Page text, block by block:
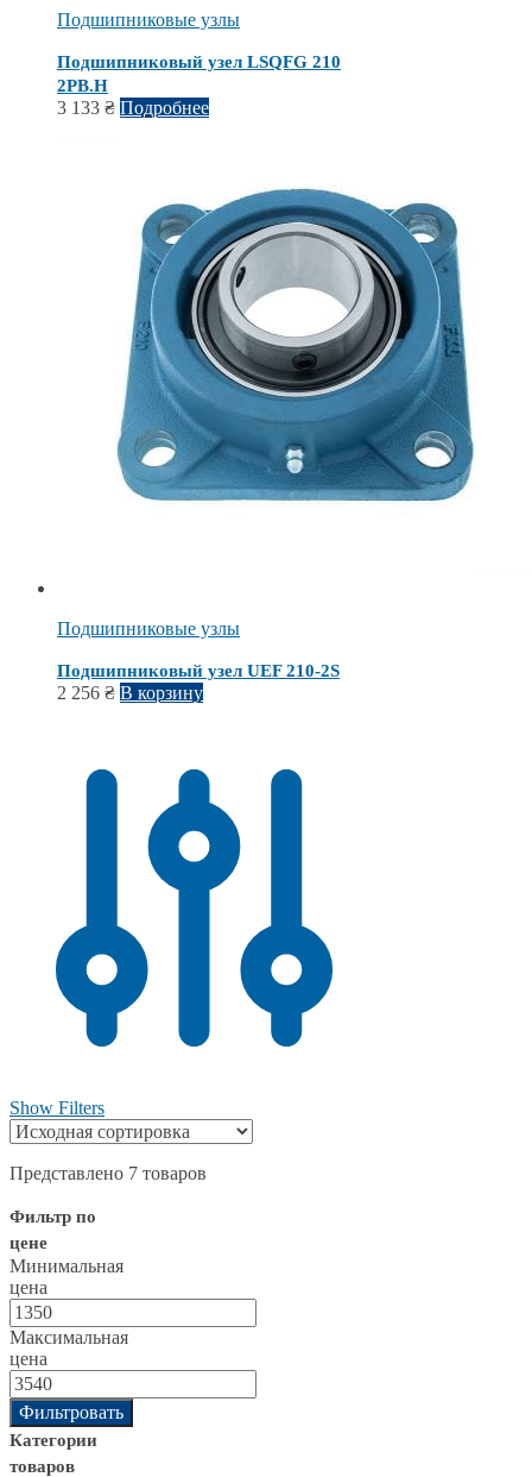
Подшипниковые узлы
Подшипниковый узел LSQFG 210
2PB.H
3 133 ₴ Подробнее
Подшипниковые узлы
Подшипниковый узел UEF 210-2S
2 256 ₴ В корзину
Show Filters
Представлено 7 товаров
Фильтр по
цене
Минимальная
цена
Максимальная
цена
Фильтровать
Категории
товаров